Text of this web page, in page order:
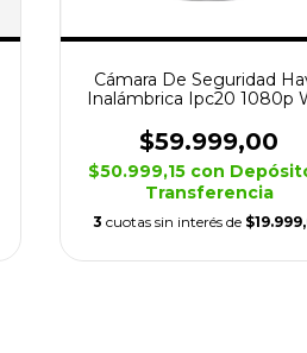
Cámara De Seguridad
Inalámbrica Ipc20 1080p
$59.999,00
$50.999,15 con
Transferencia
3 cuotas sin interés de